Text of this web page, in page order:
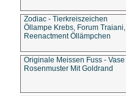
Zodiac - Tierkreiszeichen
Öllampe Krebs, Forum Traiani,
Reenactment Öllämpchen
Originale Meissen Fuss - Vase
Rosenmuster Mit Goldrand